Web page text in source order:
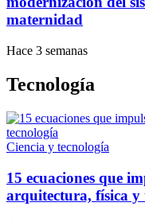
maternidad
Hace 3 semanas
Tecnología
Ciencia y tecnología
15 ecuaciones que
arquitectura, física y